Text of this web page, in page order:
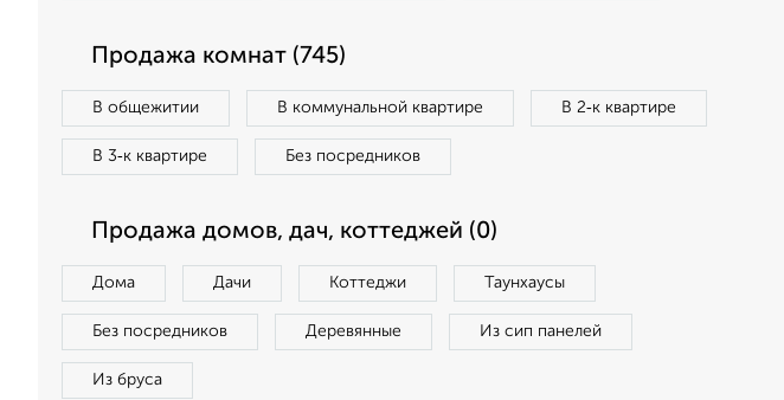
Продажа комнат (745)
В общежитии В коммунальной квартире В 2‑к квартире
В 3‑к квартире Без посредников
Продажа домов, дач, коттеджей (0)
Дома Дачи Коттеджи Таунхаусы
Без посредников Деревянные Из сип панелей
Из бруса